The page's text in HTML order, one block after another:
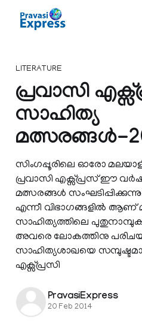
LITERATURE
പ്രവാസി
സാഹിത്യ
മത്സരങ്ങള്‍-
സിംഗപ്പൂരിലെ ഓരോ
പ്രവാസി എക്സ്പ്രസ് ഈ
മത്സരങ്ങള്‍
എന്നീ വിഭാഗങ്ങളില്‍ ആണ്
സാഹിത്യത്തിലെ
അവരെ ലോകത്തിനു
സാഹിത്യശാഖയെ
എക്സ്പ്രസി
PravasiExpress
20 Feb 2014